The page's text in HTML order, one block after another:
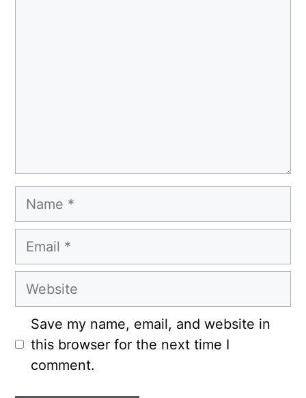
Name
Email
Website
Save my name, email, and website in
this browser for the next time I
comment.